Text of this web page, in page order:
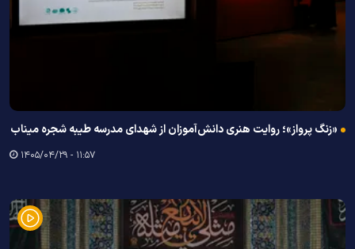
«زنگ پرواز»؛ روایت هنری دانش‌آموزان از شهدای مدرسه طیبه شجره میناب
۱۱:۵۷ - ۱۴۰۵/۰۴/۲۹